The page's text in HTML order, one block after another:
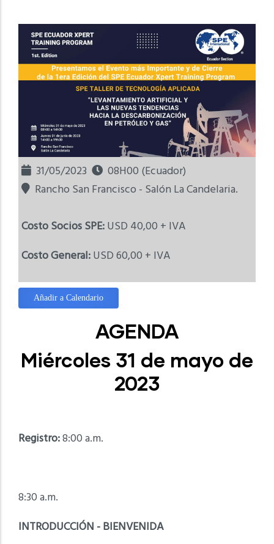
31/05/2023
08H00 (Ecuador)
Rancho San Francisco - Salón La Candelaria.
Costo Socios SPE:USD 40,00 + IVA
Costo General:USD 60,00 + IVA
Añadir a Calendario
AGENDA
Miércoles 31 de mayo de
2023
Registro:8:00 a.m.
8:30 a.m.
INTRODUCCIÓN - BIENVENIDA